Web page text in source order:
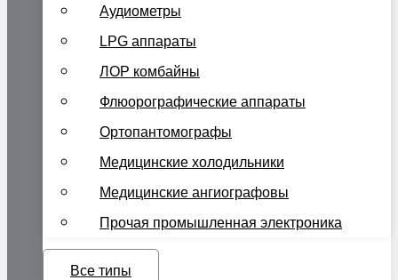
Аудиометры
LPG аппараты
ЛОР комбайны
Флюорографические аппараты
Ортопантомографы
Медицинские холодильники
Медицинские ангиографовы
Прочая промышленная электроника
Все типы